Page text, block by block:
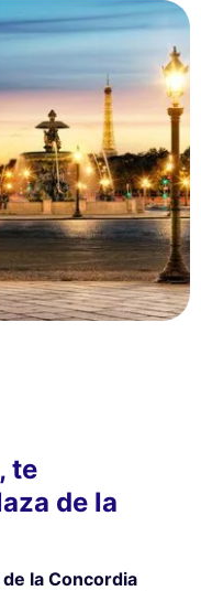
te
de la
de la Concordia